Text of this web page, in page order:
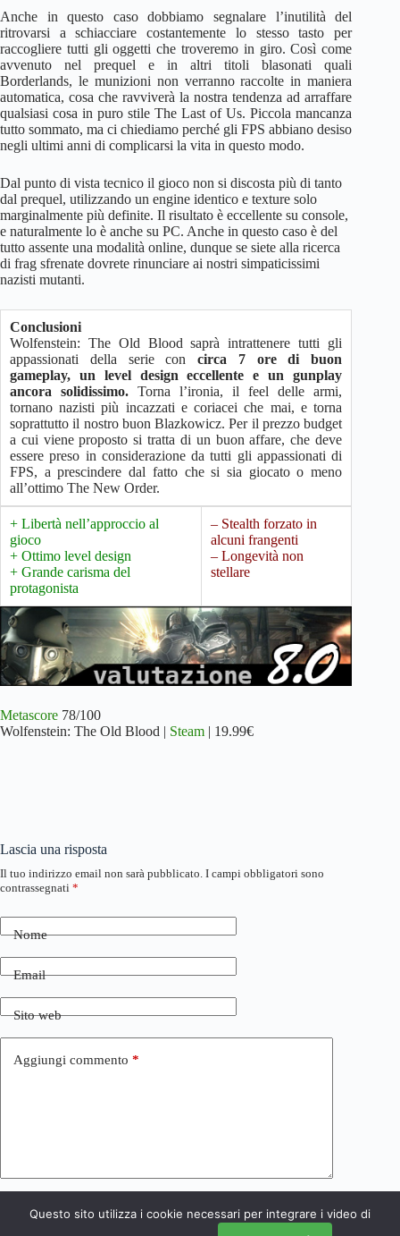
Anche in questo caso dobbiamo segnalare l’inutilità del
ritrovarsi a schiacciare costantemente lo stesso tasto per
raccogliere tutti gli oggetti che troveremo in giro. Così come
avvenuto nel prequel e in altri titoli blasonati quali
Borderlands, le munizioni non verranno raccolte in maniera
automatica, cosa che ravviverà la nostra tendenza ad arraffare
qualsiasi cosa in puro stile The Last of Us. Piccola mancanza
tutto sommato, ma ci chiediamo perché gli FPS abbiano desiso
negli ultimi anni di complicarsi la vita in questo modo.
Dal punto di vista tecnico il gioco non si discosta più di tanto
dal prequel, utilizzando un engine identico e texture solo
marginalmente più definite. Il risultato è eccellente su console,
e naturalmente lo è anche su PC. Anche in questo caso è del
tutto assente una modalità online, dunque se siete alla ricerca
di frag sfrenate dovrete rinunciare ai nostri simpaticissimi
nazisti mutanti.
Conclusioni
Wolfenstein: The Old Blood saprà intrattenere tutti gli
appassionati della serie con circa 7 ore di buon
gameplay, un level design eccellente e un gunplay
ancora solidissimo. Torna l’ironia, il feel delle armi,
tornano nazisti più incazzati e coriacei che mai, e torna
soprattutto il nostro buon Blazkowicz. Per il prezzo budget
a cui viene proposto si tratta di un buon affare, che deve
essere preso in considerazione da tutti gli appassionati di
FPS, a prescindere dal fatto che si sia giocato o meno
all’ottimo The New Order.
+ Libertà nell’approccio al
gioco
+ Ottimo level design
+ Grande carisma del
protagonista
– Stealth forzato in
alcuni frangenti
– Longevità non
stellare
Metascore 78/100
Wolfenstein: The Old Blood | Steam | 19.99€
Lascia una risposta
Il tuo indirizzo email non sarà pubblicato. I campi obbligatori sono
contrassegnati *
Nome
Email
Sito web
Aggiungi commento *
Invia commento
Questo sito utilizza i cookie necessari per integrare i video di